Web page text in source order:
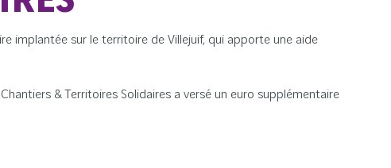
implantée sur le territoire de Villejuif, qui apporte une aide
& Territoires Solidaires a versé un euro supplémentaire